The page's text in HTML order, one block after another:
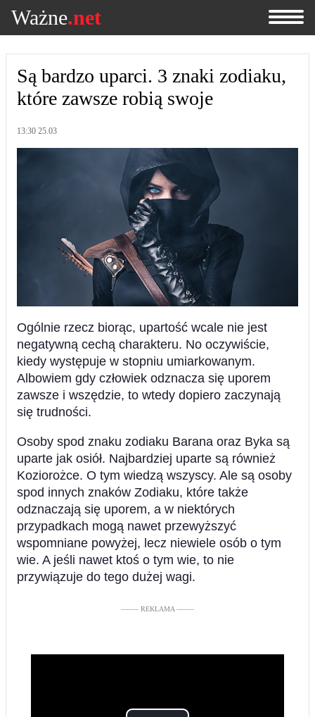
Ważne.net
Są bardzo uparci. 3 znaki zodiaku,
które zawsze robią swoje
13:30 25.03
Ogólnie rzecz biorąc, upartość wcale nie jest
negatywną cechą charakteru. No oczywiście,
kiedy występuje w stopniu umiarkowanym.
Albowiem gdy człowiek odznacza się uporem
zawsze i wszędzie, to wtedy dopiero zaczynają
się trudności.
Osoby spod znaku zodiaku Barana oraz Byka są
uparte jak osiół. Najbardziej uparte są również
Koziorożce. O tym wiedzą wszyscy. Ale są osoby
spod innych znaków Zodiaku, które także
odznaczają się uporem, a w niektórych
przypadkach mogą nawet przewyższyć
wspomniane powyżej, lecz niewiele osób o tym
wie. A jeśli nawet ktoś o tym wie, to nie
przywiązuje do tego dużej wagi.
––––– REKLAMA –––––